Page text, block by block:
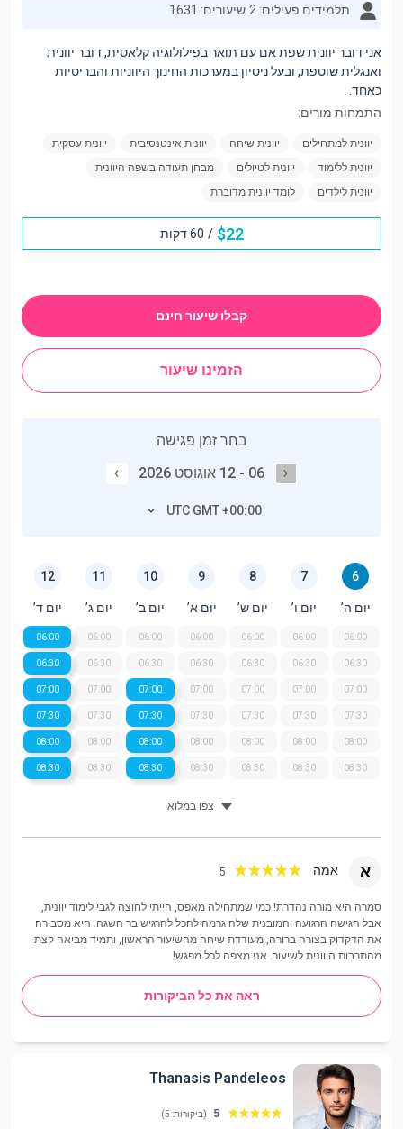
תלמידים פעילים: 2 שיעורים: 1631
אני דובר יוונית שפת אם עם תואר בפילולוגיה קלאסית, דובר יוונית
ואנגלית שוטפת, ובעל ניסיון במערכות החינוך היווניות והבריטיות
כאחד.
התמחות מורים:
יוונית למתחילים יוונית שיחה יוונית אינטנסיבית
יוונית עסקית
יוונית ללימוד
יוונית לטיולים
מבחן תעודה בשפה היוונית
יוונית לילדים
לומד יוונית מדוברת
22
$
/ 60 דקות
קבלו שיעור חינם
הזמינו שיעור
בחר זמן פגישה
06 - 12 אוגוסט 2026
UTC GMT +00:00
6
יום ה’
06:00
06:30
07:00
07:30
08:00
08:30
7
יום ו’
06:00
06:30
07:00
07:30
08:00
08:30
8
יום ש’
06:00
06:30
07:00
07:30
08:00
08:30
9
יום א’
06:00
06:30
07:00
07:30
08:00
08:30
10
יום ב’
06:00
06:30
07:00
07:30
08:00
08:30
11
יום ג’
06:00
06:30
07:00
07:30
08:00
08:30
12
יום ד’
06:00
06:30
07:00
07:30
08:00
08:30
צפו במלואו
א אמה 5
סמרה היא מורה נהדרת! כמי שמתחילה מאפס, הייתי לחוצה לגבי לימוד יוונית,
אבל הגישה הרגועה והמובנית שלה גרמה להכל להרגיש בר השגה. היא מסבירה
את הדקדוק בצורה ברורה, מעודדת שיחה מהשיעור הראשון, ותמיד מביאה קצת
מהתרבות היוונית לשיעור. אני מצפה לכל מפגש!
ראה את כל הביקורות
Thanasis Pandeleos
5 (ביקורות: 5)